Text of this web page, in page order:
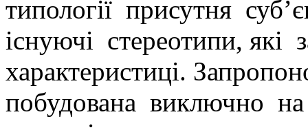
типології присутня
існуючі стереотипи, які
характеристиці.
побудована виключно на